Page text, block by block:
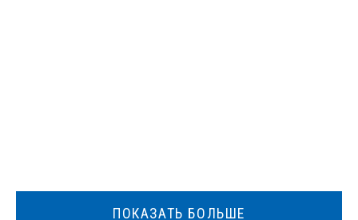
ПОКАЗАТЬ БОЛЬШЕ